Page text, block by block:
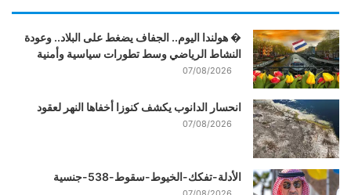
� هولندا اليوم.. الجفاف يضغط على البلاد.. وعودة
النشاط الرياضي وسط تطورات سياسية وأمنية
07/08/2026
انحسار الدانوب يكشف كنوزا أخفاها النهر لعقود
07/08/2026
الأدلة-تفكك-الخيوط-سقوط-538-جنسية